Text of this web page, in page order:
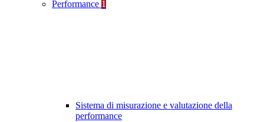
Performance 1
Sistema di misurazione e valutazione della
performance